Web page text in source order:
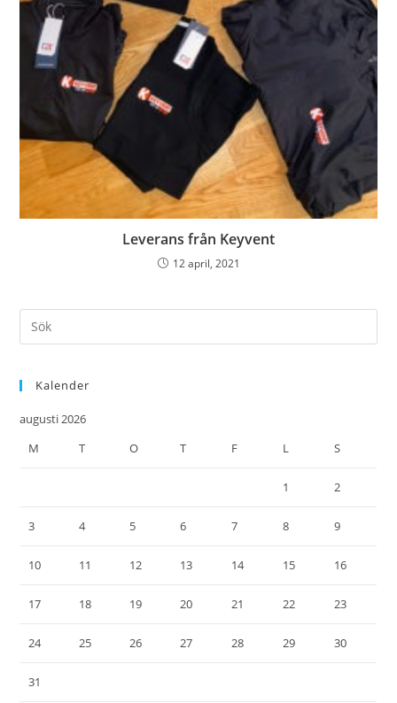
Leverans från Keyvent
12 april, 2021
Kalender
augusti 2026
M
T O T F L S
1 2
3 4 5 6 7 8 9
10 11 12 13 14 15 16
17 18 19 20 21 22 23
24 25 26 27 28 29 30
31